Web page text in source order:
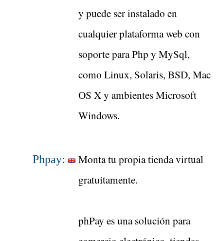
y puede ser instalado en
cualquier plataforma web con
soporte para Php y MySql,
como Linux, Solaris, BSD, Mac
OS X y ambientes Microsoft
Windows.
Phpay:
Monta tu propia tienda virtual
gratuitamente.
phPay es una solución para